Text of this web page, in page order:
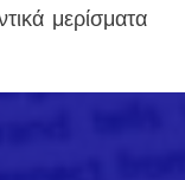
μερίσματα